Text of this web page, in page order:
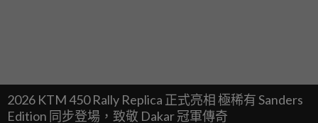
2026 KTM 450 Rally Replica 正式亮相 極稀有 Sanders
Edition 同步登場，致敬 Dakar 冠軍傳奇